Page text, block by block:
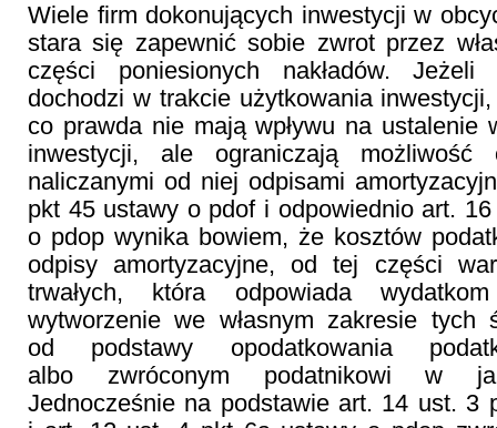
Wiele firm dokonujących inwestycji w
stara się zapewnić sobie zwrot przez
części poniesionych nakładów.
dochodzi w trakcie użytkowania
co prawda nie mają wpływu na ustalenie
inwestycji, ale ograniczają możliwość
naliczanymi od niej odpisami
pkt 45 ustawy o pdof i odpowiednio art.
o pdop wynika bowiem, że kosztów
odpisy amortyzacyjne, od tej części
trwałych, która odpowiada
wytworzenie we własnym zakresie tych
od podstawy opodatkowania
albo zwróconym podatnikowi w
Jednocześnie na podstawie art. 14 ust. 3